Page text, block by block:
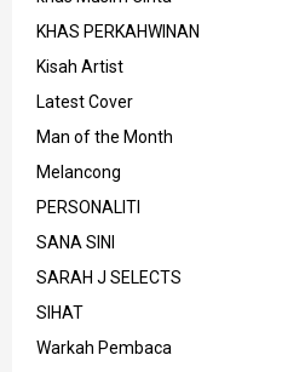
KHAS PERKAHWINAN
Kisah Artist
Latest Cover
Man of the Month
Melancong
PERSONALITI
SANA SINI
SARAH J SELECTS
SIHAT
Warkah Pembaca